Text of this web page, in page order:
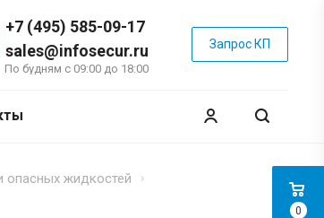
+7 (495) 585-09-17
sales@infosecur.ru
По будням с 09:00 до 18:00
Запрос КП
опасных жидкостей
0